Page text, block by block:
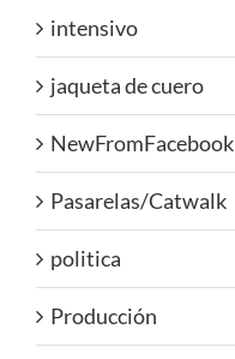
intensivo
jaqueta de cuero
NewFromFacebook
Pasarelas/Catwalk
politica
Producción